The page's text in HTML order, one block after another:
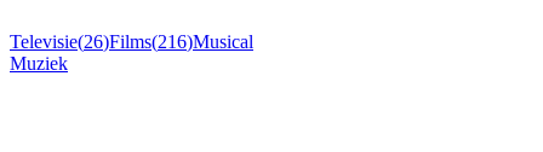
Televisie(26)Films(216)Musical
Muziek